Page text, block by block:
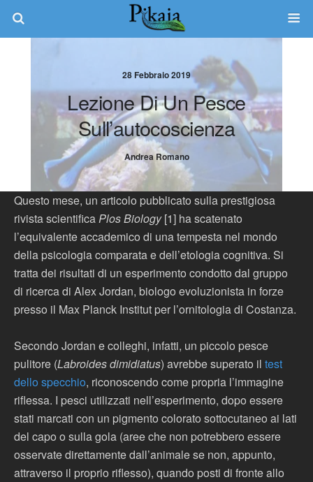
28 Febbraio 2019
Lezione Di Un Pesce
Sull’autocoscienza
Andrea Romano
Questo mese, un articolo pubblicato sulla prestigiosa
rivista scientificaPlos Biology [1] ha scatenato
l’equivalente accademico di una tempesta nel mondo
della psicologia comparata e dell’etologia cognitiva. Si
tratta dei risultati di un esperimento condotto dal gruppo
di ricerca di Alex Jordan, biologo evoluzionista in forze
presso il Max Planck Institut per l’ornitologia di Costanza.
Secondo Jordan e colleghi, infatti, un piccolo pesce
pulitore (Labroides dimidiatus) avrebbe superato il test
dello specchio, riconoscendo come propria l’immagine
riflessa. I pesci utilizzati nell’esperimento, dopo essere
stati marcati con un pigmento colorato sottocutaneo ai lati
del capo o sulla gola (aree che non potrebbero essere
osservate direttamente dall’animale se non, appunto,
attraverso il proprio riflesso), quando posti di fronte allo